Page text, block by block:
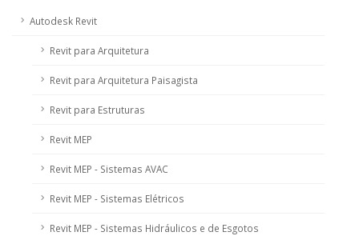
Autodesk Revit
Revit para Arquitetura
Revit para Arquitetura Paisagista
Revit para Estruturas
Revit MEP
Revit MEP - Sistemas AVAC
Revit MEP - Sistemas Elétricos
Revit MEP - Sistemas Hidráulicos e de Esgotos